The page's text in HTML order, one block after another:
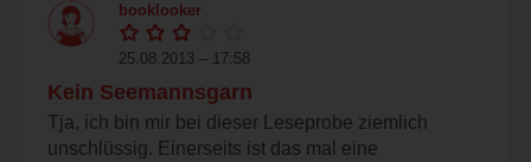
booklooker
25.08.2013 – 17:58
Kein Seemannsgarn
Tja, ich bin mir bei dieser Leseprobe ziemlich
unschlüssig. Einerseits ist das mal eine